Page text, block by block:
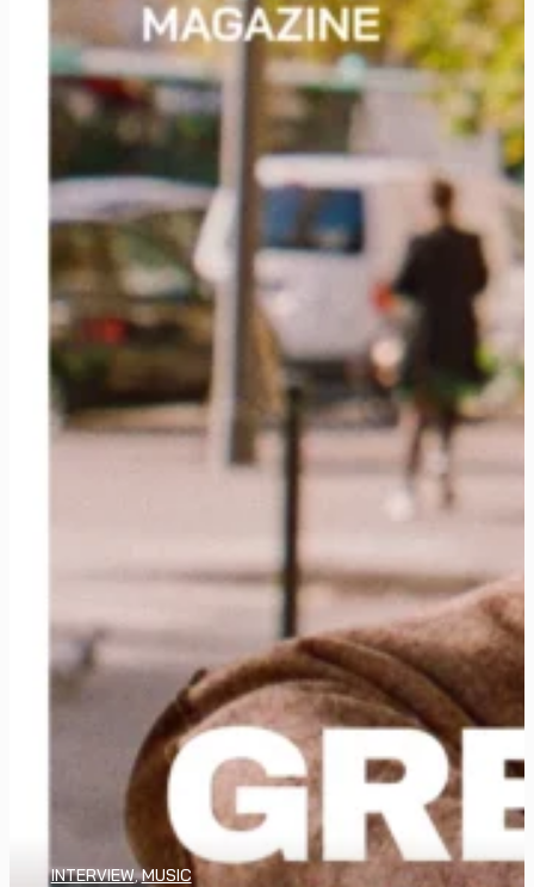
INTERVIEW,MUSIC
WATCH,LGBTQIAN+